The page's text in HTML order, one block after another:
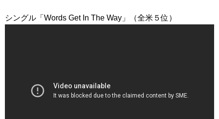
シングル「Words Get In The Way」（全米５位）